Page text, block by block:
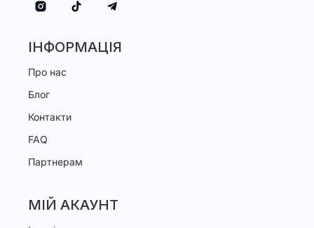
ІНФОРМАЦІЯ
Про нас
Блог
Контакти
FAQ
Партнерам
МІЙ АКАУНТ